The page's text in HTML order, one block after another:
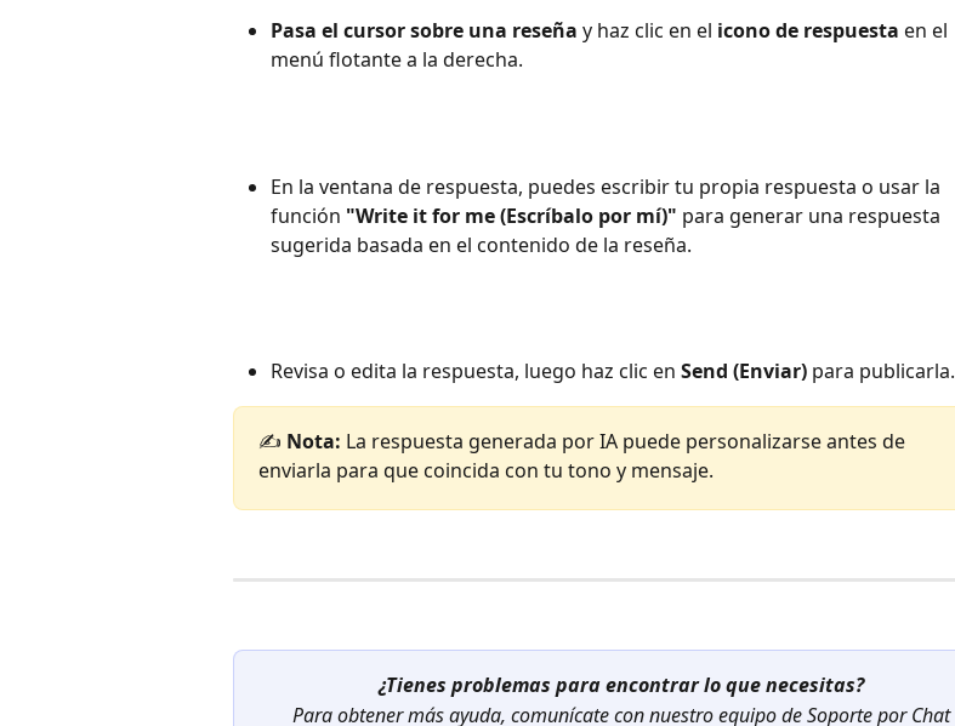
Pasa el cursor sobre una reseña y haz clic en el icono de respuesta en el
menú flotante a la derecha.
En la ventana de respuesta, puedes escribir tu propia respuesta o usar la
función "Write it for me (Escríbalo por mí)" para generar una respuesta
sugerida basada en el contenido de la reseña.
Revisa o edita la respuesta, luego haz clic en Send (Enviar) para publicarla.
✍️ Nota: La respuesta generada por IA puede personalizarse antes de
enviarla para que coincida con tu tono y mensaje.
¿Tienes problemas para encontrar lo que necesitas?
Para obtener más ayuda, comunícate con nuestro equipo de Soporte por Chat